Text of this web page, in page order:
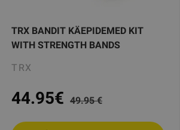
TRX BANDIT KÄEPIDEMED KIT
WITH STRENGTH BANDS
TRX
44.95€ 49.95 €